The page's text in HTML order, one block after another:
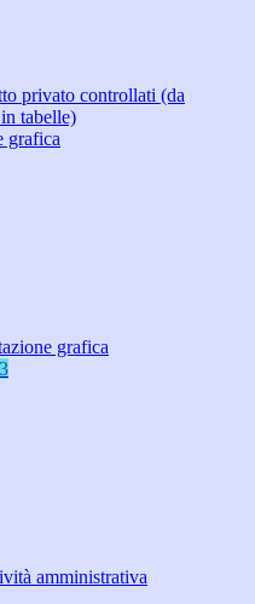
privato controllati (da
tabelle)
grafica
grafica
3
amministrativa